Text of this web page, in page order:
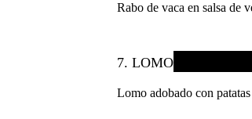
Rabo de vaca en salsa de
7. LOMO
Lomo adobado con